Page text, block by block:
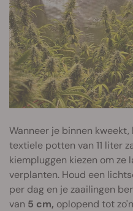
Wanneer je binnen
textiele potten van 11 liter
kiempluggen kiezen om ze
verplanten. Houd een
per dag en je zaailingen
van 5 cm, oplopend tot zo'n